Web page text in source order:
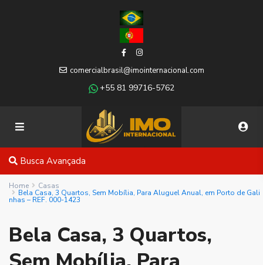
comercialbrasil@imointernacional.com
+55 81 99716-5762
Busca Avançada
Home Casas
Bela Casa, 3 Quartos, Sem Mobília, Para Aluguel Anual, em Porto de Gali
nhas – REF. 000-1423
Bela Casa, 3 Quartos,